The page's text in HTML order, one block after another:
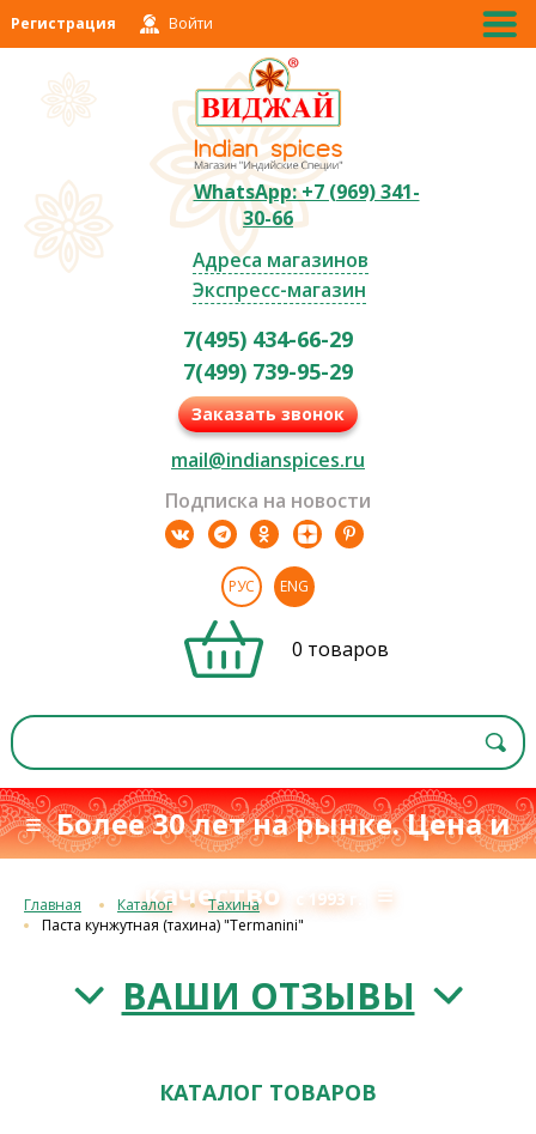
Регистрация Войти
WhatsApp: +7 (969) 341-
30-66
Адреса магазинов
Экспресс-магазин
7(495) 434-66-29
7(499) 739-95-29
Заказать звонок
mail@indianspices.ru
Подписка на новости
РУС ENG
0 товаров
≡ Более 30 лет на рынке. Цена и
качество
с 1993 г. ≡
Главная Каталог
Тахина
Паста кунжутная (тахина) "Termanini"
ВАШИ ОТЗЫВЫ
КАТАЛОГ ТОВАРОВ